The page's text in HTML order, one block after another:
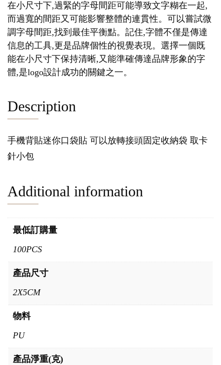
在小尺寸下,過緊的字母間距可能導致文字糊在一起,
而過寬的間距又可能影響整體的連貫性。可以嘗試微
調字母間距,找到最佳平衡點。記住,字體不僅是傳達
信息的工具,更是品牌個性的視覺表現。選擇一個既
能在小尺寸下保持清晰,又能準確傳達品牌形象的字
體,是logo設計成功的關鍵之一。
Description
手機背貼迷你口袋貼 可以放轉接頭固定收納袋 取卡
針小包
Additional information
最低訂購量
100PCS
產品尺寸
2X5CM
物料
PU
產品淨重(克)